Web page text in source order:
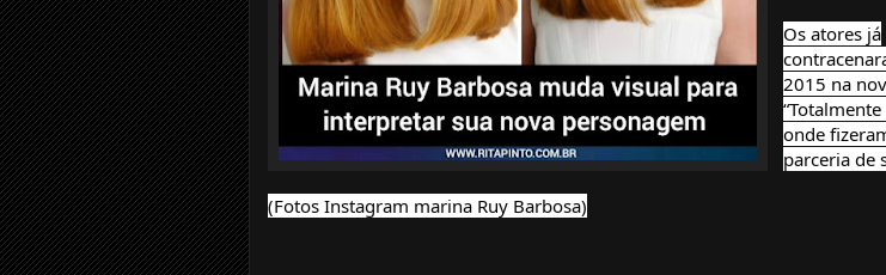
Os atores já
2015 na
“Totalmente
onde
parceria de
(Fotos Instagram marina Ruy Barbosa)